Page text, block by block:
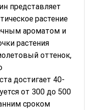
представляет
растение
ароматом и
растения
оттенок,
достигает 40-
от 300 до 500
сроком